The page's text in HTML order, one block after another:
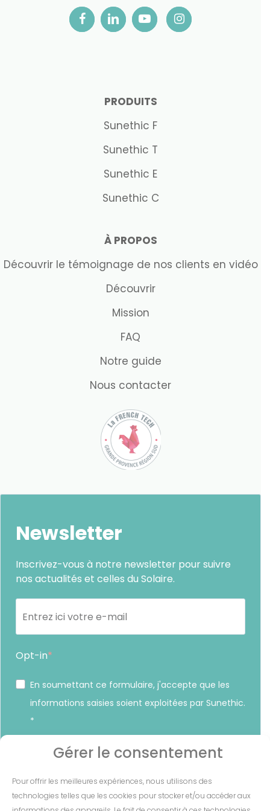
Gérer le consentement
Pour offrir les meilleures expériences, nous utilisons des
technologies telles que les cookies pour stocker et/ou accéder aux
PRODUITS
Sunethic F
Sunethic T
Sunethic E
Sunethic C
À PROPOS
Découvrir le témoignage de nos clients en vidéo
Découvrir
Mission
FAQ
Notre guide
Nous contacter
Newsletter
Inscrivez-vous à notre newsletter pour suivre
nos actualités et celles du Solaire.
Opt-in
En soumettant ce formulaire, j'accepte que les
informations saisies soient exploitées par Sunethic.
*
Vous pouvez vous désinscrire à tout moment en cliquant sur
S'INSCRIRE